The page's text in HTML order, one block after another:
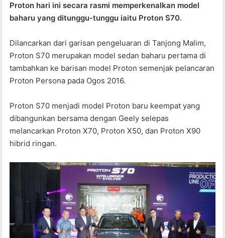
c
b
o
o
at
s
A
p
p
itt
er
Proton hari ini secara rasmi memperkenalkan model
baharu yang ditunggu-tunggu iaitu Proton S70.
Dilancarkan dari garisan pengeluaran di Tanjong Malim,
Proton S70 merupakan model sedan baharu pertama di
tambahkan ke barisan model Proton semenjak pelancaran
Proton Persona pada Ogos 2016.
Proton S70 menjadi model Proton baru keempat yang
dibangunkan bersama dengan Geely selepas
melancarkan Proton X70, Proton X50, dan Proton X90
hibrid ringan.